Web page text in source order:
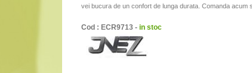
vei bucura de un confort de lunga durata. Comanda acum
Cod : ECR9713 - in stoc